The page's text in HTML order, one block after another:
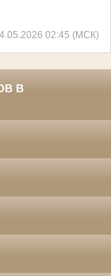
02:45 (МСК)
В